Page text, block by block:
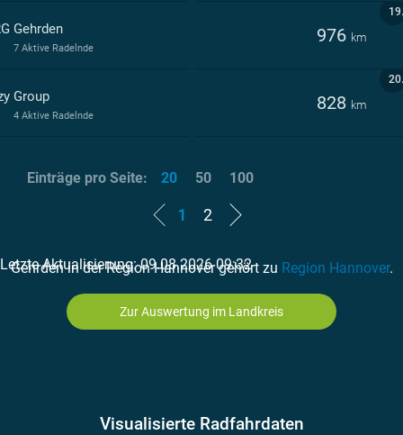
19.
Gehrden 976 km
7 Aktive Radelnde
20.
Group 828 km
4 Aktive Radelnde
1 2
Letzte Aktualisierung: 09.08.2026 09:32
Einträge pro Seite: 20 50 100
Gehrden in der Region Hannover gehört zu Region Hannover.
Zur Auswertung im Landkreis
Visualisierte Radfahrdaten